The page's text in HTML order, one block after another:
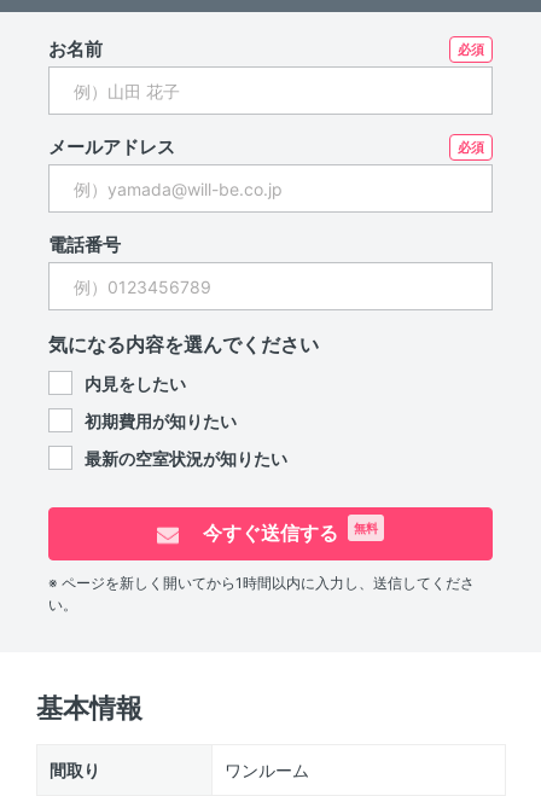
お名前
メールアドレス
電話番号
気になる内容を選んでください
内見をしたい
初期費用が知りたい
最新の空室状況が知りたい
今すぐ送信する 無料
※ ページを新しく開いてから1時間以内に入力し、送信してくださ
い。
基本情報
間取り ワンルーム